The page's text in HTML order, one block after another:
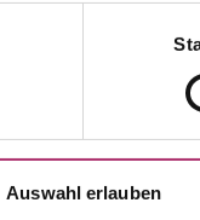
Auswahl erlauben